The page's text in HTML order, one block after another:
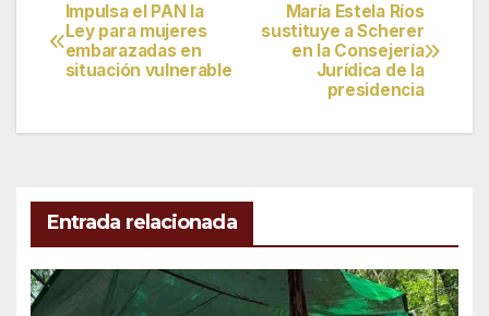
Navegación
de
María Estela Ríos
sustituye a Scherer
en la Consejería
Jurídica de la
presidencia
Impulsa el PAN la
Ley para mujeres
embarazadas en
situación vulnerable
Entrada relacionada